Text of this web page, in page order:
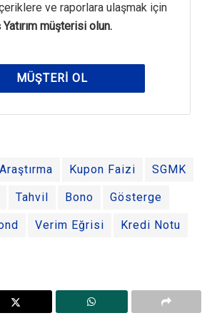
ve raporlara ulaşmak için
Yatırım müşterisi olun.
MÜŞTERI OL
Araştırma Kupon Faizi SGMK
Tahvil Bono Gösterge
Verim Eğrisi Kredi Notu